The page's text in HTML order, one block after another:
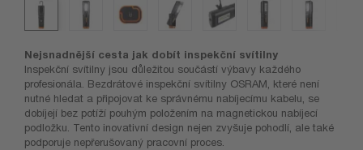
Nejsnadnější cesta jak dobít inspekční svítilny
Inspekční svítilny jsou důležitou součástí výbavy každého
profesionála. Bezdrátové inspekční svítilny OSRAM, které není
nutné hledat a připojovat ke správnému nabíjecímu kabelu, se
dobíjejí bez potíží pouhým položením na magnetickou nabíjecí
podložku. Tento inovativní design nejen zvyšuje pohodlí, ale také
podporuje nepřerušovaný pracovní proces.